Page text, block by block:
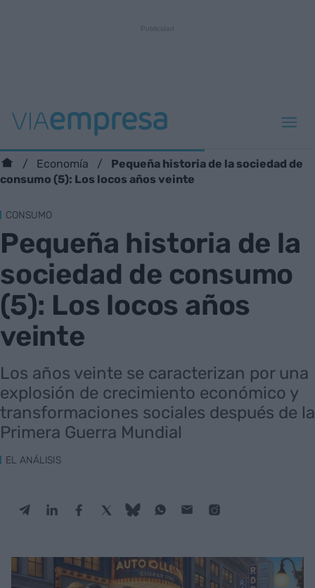
Economía
Pequeña historia de la sociedad de
consumo (5): Los locos años veinte
CONSUMO
Pequeña historia de la
sociedad de consumo
(5): Los locos años
veinte
Los años veinte se caracterizan por una
explosión de crecimiento económico y
transformaciones sociales después de la
Primera Guerra Mundial
EL ANÁLISIS